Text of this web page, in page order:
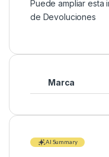
Puede ampliar esta
de Devoluciones
Marca
AI Summary